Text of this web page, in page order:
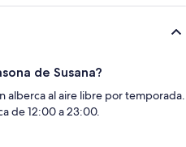
de Susana?
alberca al aire libre por temporada.
de 12:00 a 23:00.